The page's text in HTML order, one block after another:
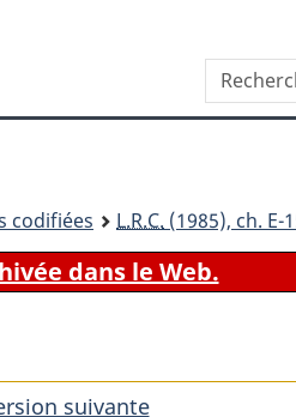
dans
codifiées L.R.C. (1985), ch.
dans le Web.
suivantede